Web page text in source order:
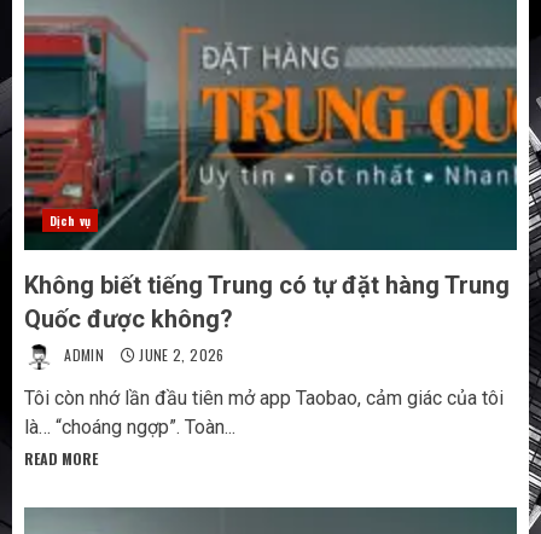
Dịch vụ
Không biết tiếng Trung có tự đặt hàng Trung
Quốc được không?
ADMIN JUNE 2, 2026
Tôi còn nhớ lần đầu tiên mở app Taobao, cảm giác của tôi
là… “choáng ngợp”. Toàn...
READ MORE